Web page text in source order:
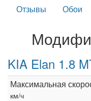
Отзывы
Обои
KIA Elan 1.8
Максимальная
км/ч